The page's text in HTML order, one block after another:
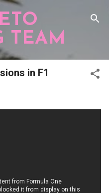
principal
TEAM
in F1